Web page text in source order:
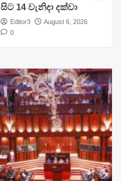
සිට 14 වැනිදා දක්වා
Editor3
August 6, 2026
0